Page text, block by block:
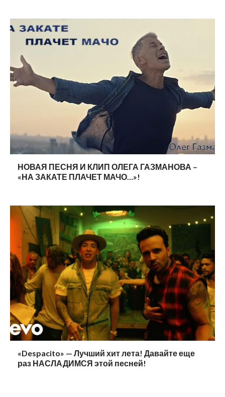
НОВАЯ ПЕСНЯ И КЛИП ОЛЕГА ГАЗМАНОВА –
«НА ЗАКАТЕ ПЛАЧЕТ МАЧО…»!
«Despacito» — Лучший хит лета! Давайте еще
раз НАСЛАДИМСЯ этой песней!